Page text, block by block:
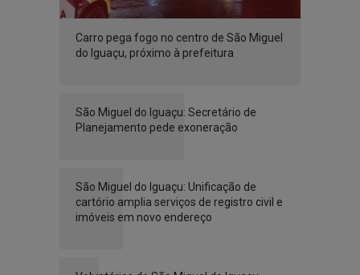
Carro pega fogo no centro de São Miguel
do Iguaçu, próximo à prefeitura
São Miguel do Iguaçu: Secretário de
Planejamento pede exoneração
São Miguel do Iguaçu: Unificação de
cartório amplia serviços de registro civil e
imóveis em novo endereço